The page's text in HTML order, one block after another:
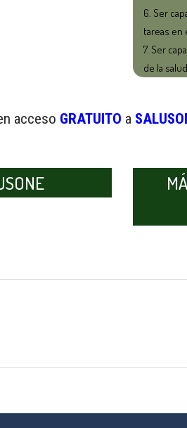
Ser
tareas en
Ser
de la
acceso GRATUITO a